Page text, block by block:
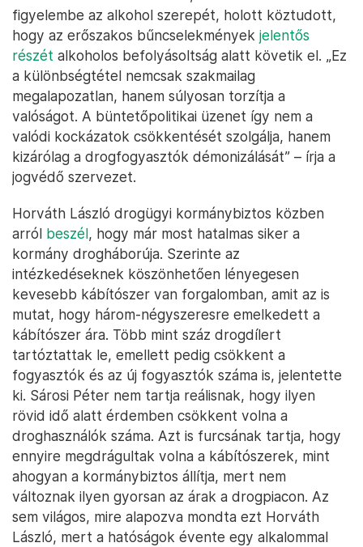
figyelembe az alkohol szerepét, holott köztudott,
hogy az erőszakos bűncselekmények jelentős
részét alkoholos befolyásoltság alatt követik el. „Ez
a különbségtétel nemcsak szakmailag
megalapozatlan, hanem súlyosan torzítja a
valóságot. A büntetőpolitikai üzenet így nem a
valódi kockázatok csökkentését szolgálja, hanem
kizárólag a drogfogyasztók démonizálását” – írja a
jogvédő szervezet.
Horváth László drogügyi kormánybiztos közben
arról beszél, hogy már most hatalmas siker a
kormány drogháborúja. Szerinte az
intézkedéseknek köszönhetően lényegesen
kevesebb kábítószer van forgalomban, amit az is
mutat, hogy három-négyszeresre emelkedett a
kábítószer ára. Több mint száz drogdílert
tartóztattak le, emellett pedig csökkent a
fogyasztók és az új fogyasztók száma is, jelentette
ki. Sárosi Péter nem tartja reálisnak, hogy ilyen
rövid idő alatt érdemben csökkent volna a
droghasználók száma. Azt is furcsának tartja, hogy
ennyire megdrágultak volna a kábítószerek, mint
ahogyan a kormánybiztos állítja, mert nem
változnak ilyen gyorsan az árak a drogpiacon. Az
sem világos, mire alapozva mondta ezt Horváth
László, mert a hatóságok évente egy alkalommal